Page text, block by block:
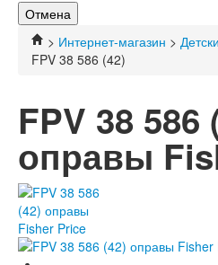
Отмена
> Интернет-магазин >
FPV 38 586 (42)
FPV 38 586
оправы